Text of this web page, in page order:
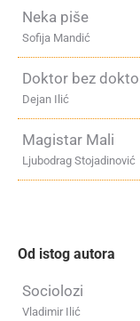
Neka piše
Sofija Mandić
Doktor bez
Dejan Ilić
Magistar Mali
Ljubodrag Stojadinović
Od istog autora
Sociolozi
Vladimir Ilić